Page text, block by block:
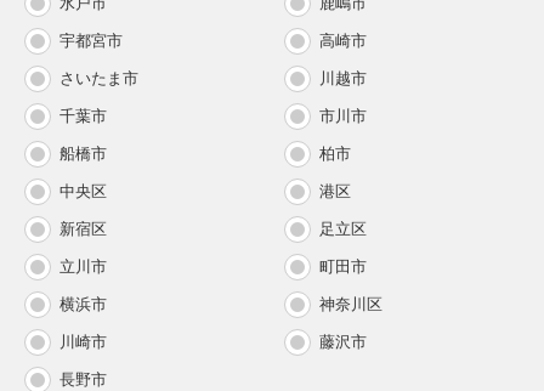
宇都宮市 高崎市
さいたま市 川越市
千葉市 市川市
船橋市 柏市
中央区 港区
新宿区 足立区
立川市 町田市
横浜市 神奈川区
川崎市 藤沢市
長野市